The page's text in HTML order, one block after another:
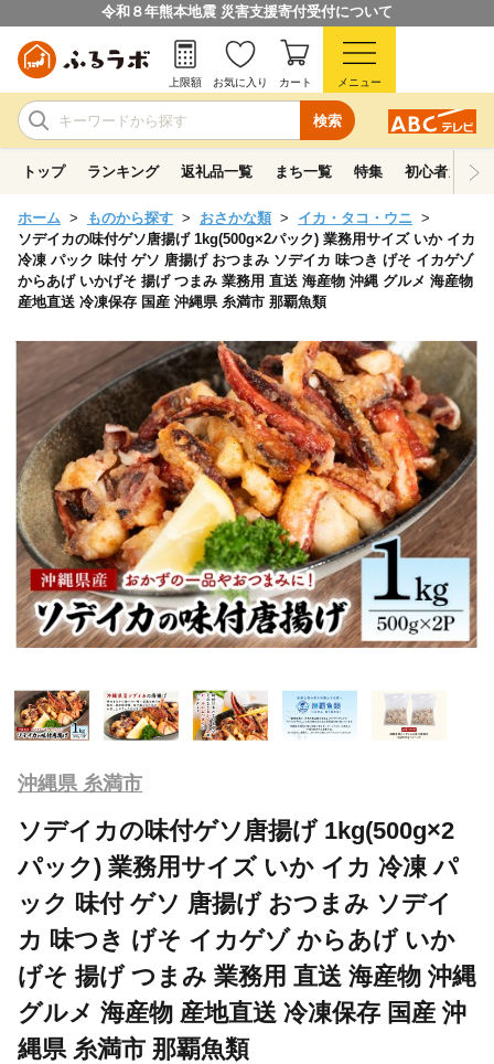
令和８年熊本地震 災害支援寄付受付について
検索
上限額 お気に入り カート メニュー
トップ ランキング 返礼品一覧 まち一覧 特集 初心者ガイド
ホーム ものから探す おさかな類
イカ・タコ・ウニ
ソデイカの味付ゲソ唐揚げ 1kg(500g×2パック) 業務用サイズ いか イカ
冷凍 パック 味付 ゲソ 唐揚げ おつまみ ソデイカ 味つき げそ イカゲゾ
からあげ いかげそ 揚げ つまみ 業務用 直送 海産物 沖縄 グルメ 海産物
産地直送 冷凍保存 国産 沖縄県 糸満市 那覇魚類
沖縄県 糸満市
ソデイカの味付ゲソ唐揚げ 1kg(500g×2
パック) 業務用サイズ いか イカ 冷凍 パ
ック 味付 ゲソ 唐揚げ おつまみ ソデイ
カ 味つき げそ イカゲゾ からあげ いか
げそ 揚げ つまみ 業務用 直送 海産物 沖縄
グルメ 海産物 産地直送 冷凍保存 国産 沖
縄県 糸満市 那覇魚類